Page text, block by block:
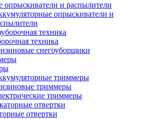
опрыскиватели и распылители
опрыскиватели и
техника
снегоуборщики
триммеры
триммеры
триммеры
отвертки